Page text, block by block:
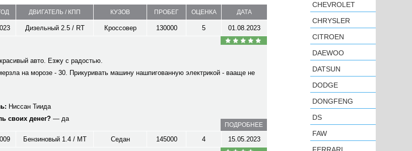
ДВИГАТЕЛЬ / КПП КУЗОВ ПРОБЕГ ОЦЕНКА ДАТА
Дизельный 2.5 / RT Кроссовер 130000 5 01.08.2023
авто. Езжу с радостью.
на морозе - 30. Прикуривать машину нашпигованную электрикой - вааще не
Ниссан Тиида
своих денег? — да
ПОДРОБНЕЕ
Бензиновый 1.4 / MT Седан 145000 4 15.05.2023
CHEVROLET
CHRYSLER
CITROEN
DAEWOO
DATSUN
DODGE
DONGFENG
DS
FAW